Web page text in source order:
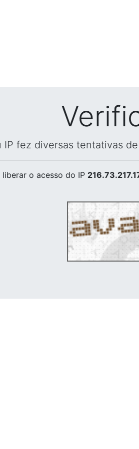
IP fez diversas tentativas
liberar o acesso do IP